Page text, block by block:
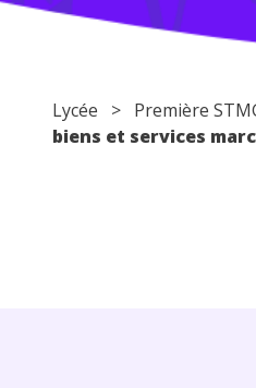
Lycée > Première
biens et services